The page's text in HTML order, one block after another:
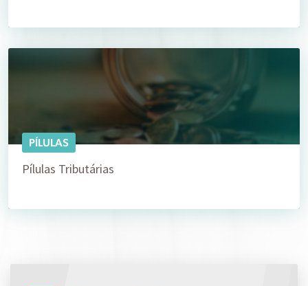
PÍLULAS
Pílulas Tributárias